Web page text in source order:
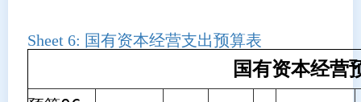
Sheet 6: 国有资本经营支出预算表
国有资本经营